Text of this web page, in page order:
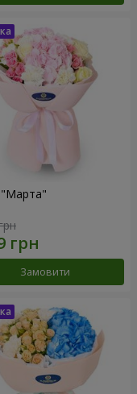
"Марта"
Замовити